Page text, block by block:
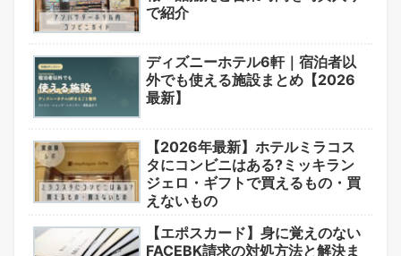
で紹介
ディズニーホテル6軒｜宿泊者以
外でも使える施設まとめ【2026
最新】
【2026年最新】ホテルミラコス
タにコンビニはある?ミッキラン
ジェロ・ギフトで買えるもの・買
えないもの
【エポスカード】身に覚えのない
FACEBK請求の対処方法と解決ま